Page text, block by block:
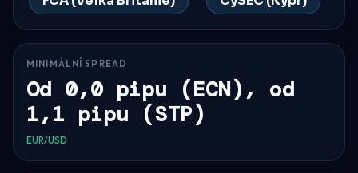
MINIMÁLNÍ SPREAD
Od 0,0 pipu (ECN), od
1,1 pipu (STP)
EUR/USD